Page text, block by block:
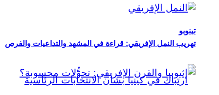
تينوبو
تهريب النمل الإفريقي: قراءة في المشهد والتداعيات والفرص